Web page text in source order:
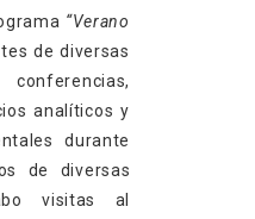
“Verano
de diversas
analíticos y
durante
de diversas
visitas al